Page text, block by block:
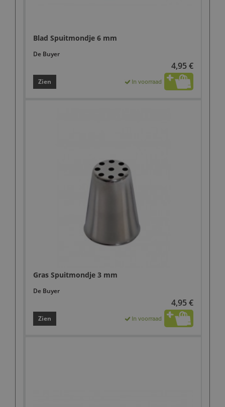
Blad Spuitmondje 6 mm
De Buyer
4,95 €
Zien In voorraad
Gras Spuitmondje 3 mm
De Buyer
4,95 €
Zien In voorraad